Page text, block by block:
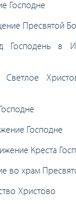
Господне
Пресвятой
в
Господне
Креста
во храм
Христово